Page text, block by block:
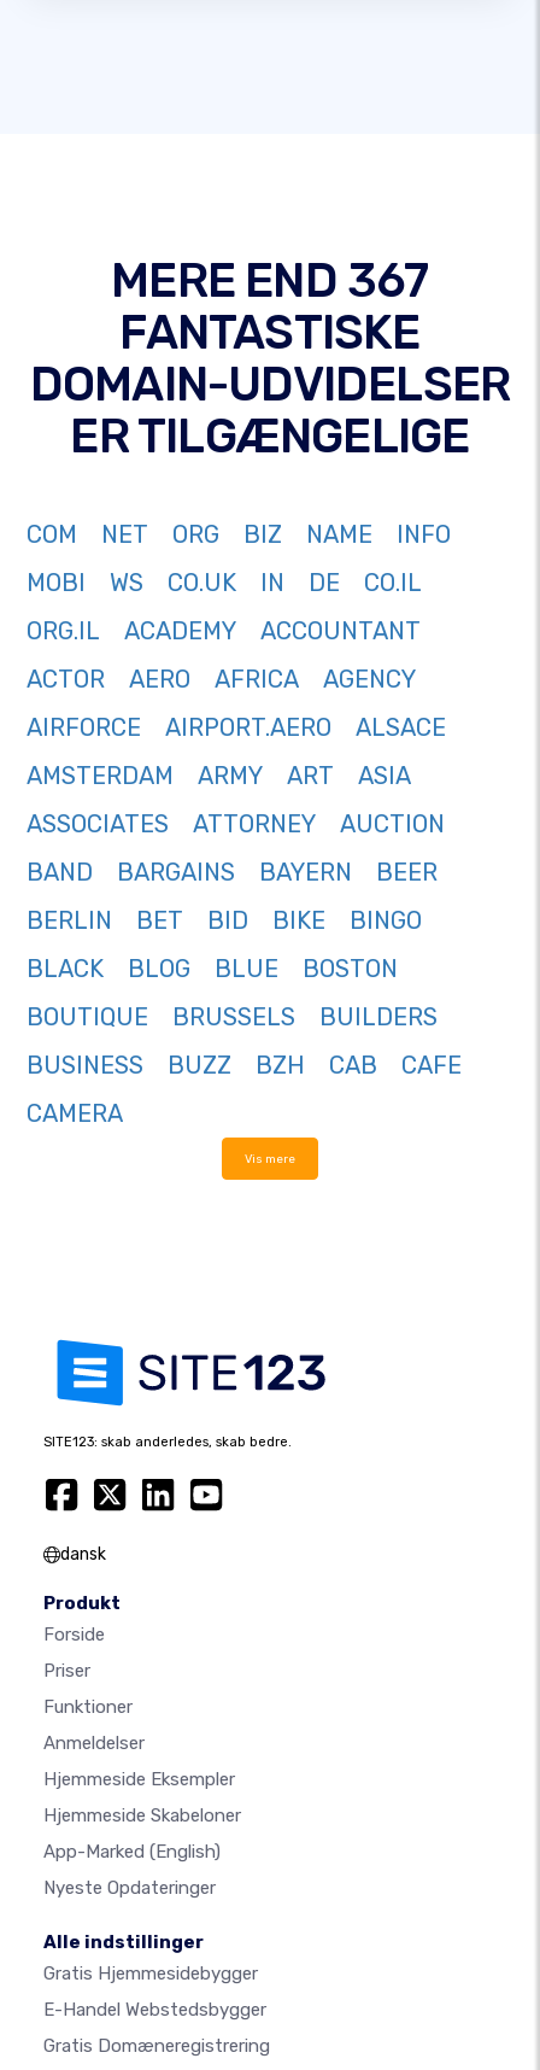
MERE END 367
FANTASTISKE
DOMAIN-UDVIDELSER
ER TILGÆNGELIGE
COM NET ORG BIZ NAME
INFO
MOBI
WS CO.UK IN DE
CO.IL
ORG.IL
ACADEMY
ACCOUNTANT
ACTOR
AERO AFRICA
AGENCY
AIRFORCE
AIRPORT.AERO
ALSACE
AMSTERDAM
ARMY ART
ASIA
ASSOCIATES
ATTORNEY
AUCTION
BAND
BARGAINS BAYERN
BEER
BERLIN
BET BID BIKE
BINGO
BLACK
BLOG BLUE
BOSTON
BOUTIQUE
BRUSSELS
BUILDERS
BUSINESS
BUZZ BZH CAB
CAFE
CAMERA
Vis mere
SITE123: skab anderledes, skab bedre.
dansk
Produkt
Forside
Priser
Funktioner
Anmeldelser
Hjemmeside Eksempler
Hjemmeside Skabeloner
App-Marked (English)
Nyeste Opdateringer
Alle indstillinger
Gratis Hjemmesidebygger
E-Handel Webstedsbygger
Gratis Domæneregistrering